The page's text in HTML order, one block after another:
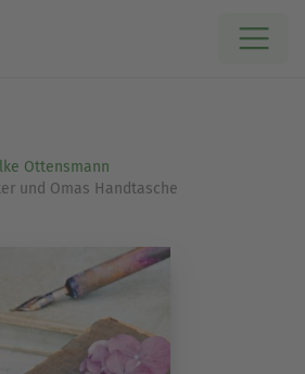
Ottensmann
und Omas Handtasche